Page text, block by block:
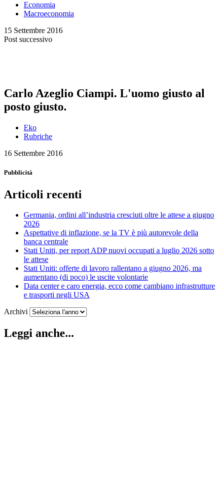
Economia
Macroeconomia
15 Settembre 2016
Post successivo
Carlo Azeglio Ciampi. L'uomo giusto al
posto giusto.
Eko
Rubriche
16 Settembre 2016
Pubblicità
Articoli recenti
Germania, ordini all’industria cresciuti oltre le attese a giugno
2026
Aspettative di inflazione, se la TV è più autorevole della
banca centrale
Stati Uniti, per report ADP nuovi occupati a luglio 2026 sotto
le attese
Stati Uniti: offerte di lavoro rallentano a giugno 2026, ma
aumentano (di poco) le uscite volontarie
Data center e caro energia, ecco come cambiano infrastrutture
e trasporti negli USA
Archivi
Leggi anche...